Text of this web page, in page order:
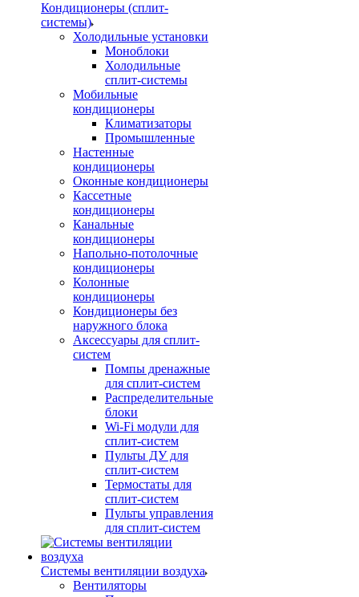
Кондиционеры (сплит-
системы)
Холодильные установки
Моноблоки
Холодильные
сплит-системы
Мобильные
кондиционеры
Климатизаторы
Промышленные
Настенные
кондиционеры
Оконные кондиционеры
Кассетные
кондиционеры
Канальные
кондиционеры
Напольно-потолочные
кондиционеры
Колонные
кондиционеры
Кондиционеры без
наружного блока
Аксессуары для сплит-
систем
Помпы дренажные
для сплит-систем
Распределительные
блоки
Wi-Fi модули для
сплит-систем
Пульты ДУ для
сплит-систем
Термостаты для
сплит-систем
Пульты управления
для сплит-систем
Системы вентиляции воздуха
Вентиляторы